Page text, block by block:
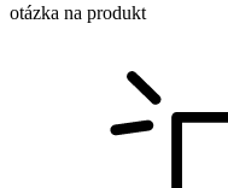
otázka na produkt